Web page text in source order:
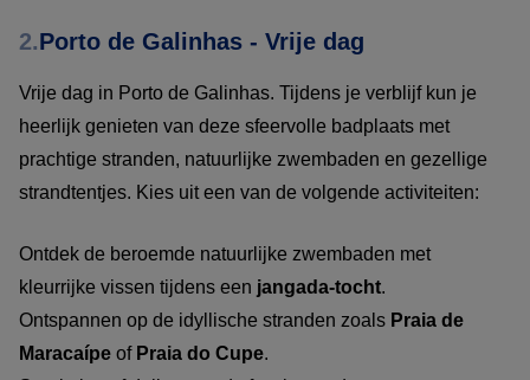
2.Porto de Galinhas - Vrije dag
Vrije dag in Porto de Galinhas. Tijdens je verblijf kun je
heerlijk genieten van deze sfeervolle badplaats met
prachtige stranden, natuurlijke zwembaden en gezellige
strandtentjes. Kies uit een van de volgende activiteiten:
Ontdek de beroemde natuurlijke zwembaden met
kleurrijke vissen tijdens een jangada-tocht.
Ontspannen op de idyllische stranden zoals Praia de
Maracaípe of Praia do Cupe.